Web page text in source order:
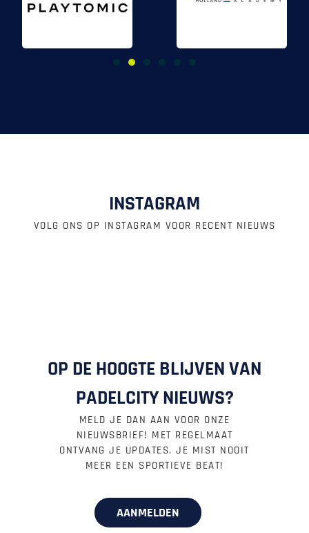
INSTAGRAM
VOLG ONS OP INSTAGRAM VOOR RECENT NIEUWS
OP DE HOOGTE BLIJVEN VAN
PADELCITY NIEUWS?
MELD JE DAN AAN VOOR ONZE
NIEUWSBRIEF! MET REGELMAAT
ONTVANG JE UPDATES. JE MIST NOOIT
MEER EEN SPORTIEVE BEAT!
AANMELDEN